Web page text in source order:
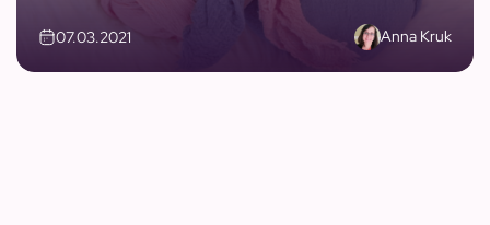
07.03.2021 Anna Kruk